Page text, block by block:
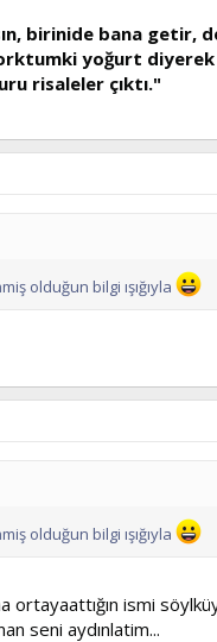
birinide bana getir,
yoğurt diyerek
risaleler çıktı."
olduğun bilgi ışığıyla
olduğun bilgi ışığıyla
ismi
seni aydınlatim...